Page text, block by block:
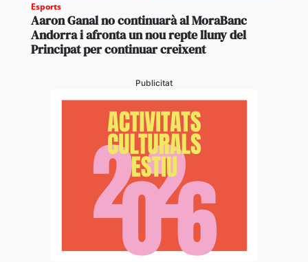
Esports
Aaron Ganal no continuarà al MoraBanc
Andorra i afronta un nou repte lluny del
Principat per continuar creixent
Publicitat